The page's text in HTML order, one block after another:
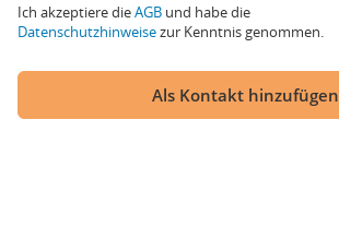
Ich akzeptiere dieAGB und habe die
Datenschutzhinweisezur Kenntnis genommen.
Als Kontakt hinzufügen